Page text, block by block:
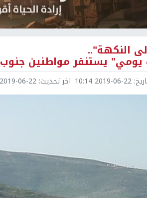
النكهة"..
يستنفر مواطنين
2019-06-22 10:14 اخر تحديث: 2019-06-22 10:19